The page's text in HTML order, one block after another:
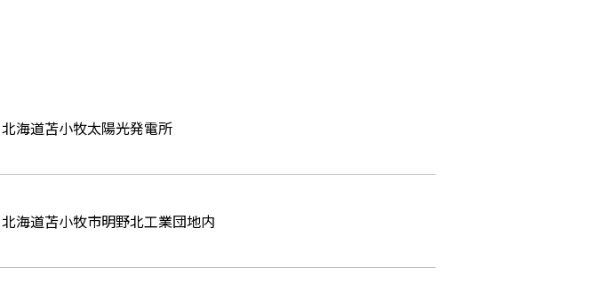
北海道苫小牧太陽光発電所
北海道苫小牧市明野北工業団地内